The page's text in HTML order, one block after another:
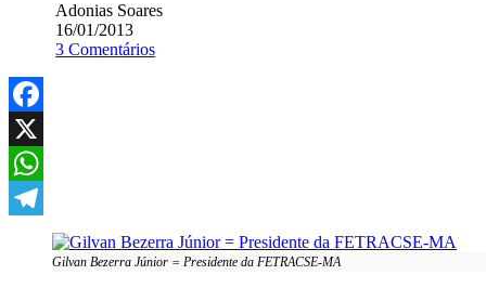
Adonias Soares
16/01/2013
3 Comentários
Facebook
X
WhatsApp
Telegram
Gilvan Bezerra Júnior = Presidente da FETRACSE-MA